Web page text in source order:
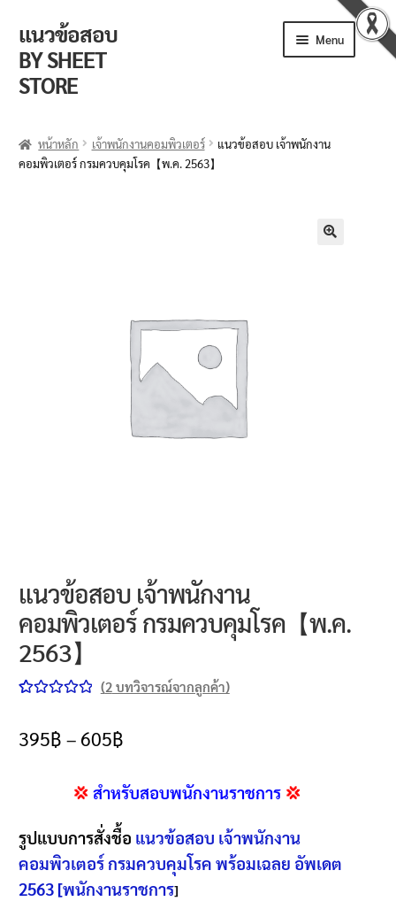
แนวข้อสอบ
BY SHEET
STORE
Menu
ตะกร้าสินค้า
ข่าวเปิดสอบงานราชการ
นโยบายคืนสินค้าและการจัดส่ง​
หน้าหลัก เจ้าพนักงานคอมพิวเตอร์
แนวข้อสอบ เจ้าพนักงาน
คอมพิวเตอร์ กรมควบคุมโรค【พ.ค. 2563】
แนวข้อสอบ เจ้าพนักงาน
คอมพิวเตอร์ กรมควบคุมโรค【พ.ค.
2563】
คะแนนเต็ม
คะแนนของ
(2บทวิจารณ์จากลูกค้า)
395฿ – 605฿
💢สำหรับสอบพนักงานราชการ 💢
รูปแบบการสั่งชื้อ แนวข้อสอบ เจ้าพนักงาน
คอมพิวเตอร์ กรมควบคุมโรค พร้อมเฉลย อัพเดต
2563 [พนักงานราชการ]